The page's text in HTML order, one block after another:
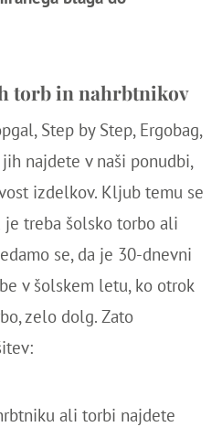
torb in nahrbtnikov
Step by Step, Ergobag,
najdete v naši ponudbi,
izdelkov. Kljub temu se
je treba šolsko torbo ali
se, da je 30-dnevni
v šolskem letu, ko otrok
zelo dolg. Zato
ali torbi najdete